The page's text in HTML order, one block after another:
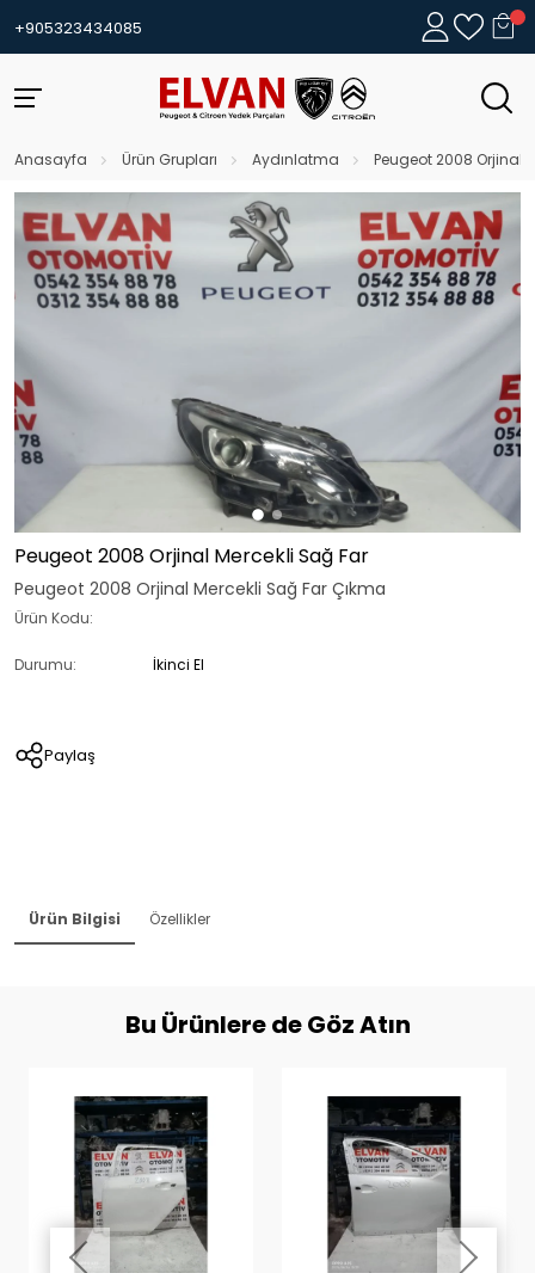
+905323434085
Anasayfa Ürün Grupları Aydınlatma Peugeot 2008 Orjinal
Peugeot 2008 Orjinal Mercekli Sağ Far
Peugeot 2008 Orjinal Mercekli Sağ Far Çıkma
Ürün Kodu:
Durumu: İkinci El
Paylaş
Ürün Bilgisi Özellikler
Bu Ürünlere de Göz Atın